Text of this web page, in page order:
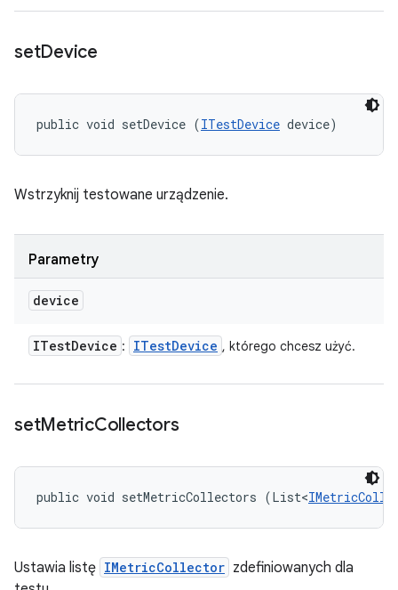
setDevice
public void setDevice (ITestDevice device)
Wstrzyknij testowane urządzenie.
Parametry
device
ITestDevice : ITestDevice , którego chcesz użyć.
setMetricCollectors
public void setMetricCollectors (List<
Ustawia listę IMetricCollector zdefiniowanych dla